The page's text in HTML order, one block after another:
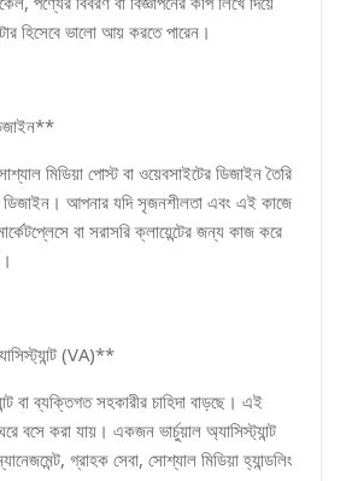
হিসেবে ভালো আয় করতে পারেন।
মিডিয়া পোস্ট বা ওয়েবসাইটের ডিজাইন তৈরি
আপনার যদি সৃজনশীলতা এবং এই কাজে
বা সরাসরি ক্লায়েন্টের জন্য কাজ করে
(VA)**
বা ব্যক্তিগত সহকারীর চাহিদা বাড়ছে। এই
বসে করা যায়। একজন ভার্চুয়াল অ্যাসিস্ট্যান্ট
গ্রাহক সেবা, সোশ্যাল মিডিয়া হ্যান্ডলিং